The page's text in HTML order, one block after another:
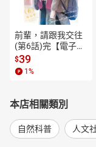
餘項獎項。
布農族巒群族語．譯
全正文，1956年生，
灣師範大學教育系國
所。歷任南投縣國民
年2月自南投縣民和
原住民族語認證考試
型篇高中版】、【生
材】、【情境族語】
前輩，請跟我交往
(第6話)完【電子
書】
$39
1 %
本店相關類別
自然科普 人文